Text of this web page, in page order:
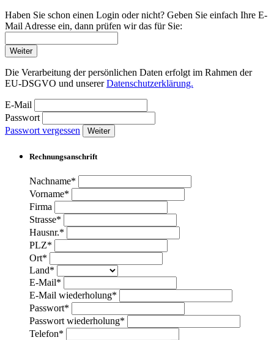
Haben Sie schon einen Login oder nicht? Geben Sie einfach Ihre E-
Mail Adresse ein, dann prüfen wir das für Sie:
Weiter
Die Verarbeitung der persönlichen Daten erfolgt im Rahmen der
EU-DSGVO und unsererDatenschutzerklärung.
E-Mail
Passwort
Passwort vergessen
Weiter
Rechnungsanschrift
Nachname*
Vorname*
Firma
Strasse*
Hausnr.*
PLZ*
Ort*
Land*
E-Mail*
E-Mail wiederholung*
Passwort*
Passwort wiederholung*
Telefon*